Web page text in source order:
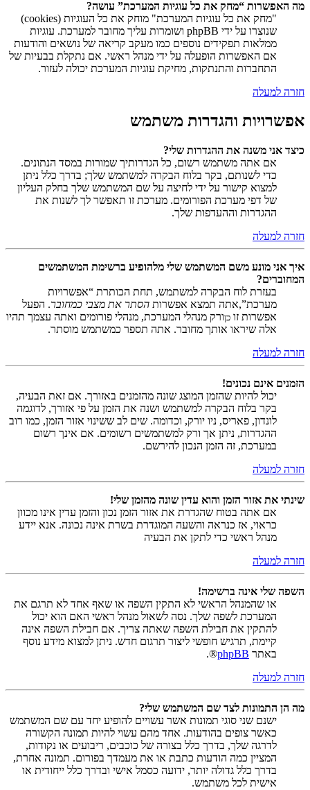
מה האפשרות “מחק את כל עוגיות המערכת” עושה?
"מחק את כל עוגיות המערכת" מוחק את כל העוגיות (cookies)
שנוצרו על ידי phpBB ושומרות עליך מחובר למערכת. עוגיות
ממלאות תפקידים נוספים כמו מעקב קריאה של נושאים והודעות
אם האפשרות הופעלה על ידי מנהל ראשי. אם נתקלת בבעיות של
התחברות והתנתקות, מחיקת עוגיות המערכת יכולה לעזור.
חזרה למעלה
אפשרויות והגדרות משתמש
כיצד אני משנה את ההגדרות שלי?
אם אתה משתמש רשום, כל הגדרותיך שמורות במסד הנתונים.
כדי לשנותם, בקר בלוח הבקרה למשתמש שלך; בדרך כלל ניתן
למצוא קישור על ידי לחיצה על שם המשתמש שלך בחלק העליון
של דפי מערכת הפורומים. מערכת זו תאפשר לך לשנות את
ההגדרות וההעדפות שלך.
חזרה למעלה
איך אני מונע משם המשתמש שלי מלהופיע ברשימת המשתמשים
המחוברים?
בעזרת לוח הבקרה למשתמש, תחת הכותרת “אפשרויות
מערכת”,אתה תמצא אפשרות הסתר את מצבי כמחובר. הפעל
אפשרות זו כןורק מנהלי המערכת, מנהלי פורומים ואתה עצמך תהיו
אלה שיראו אותך מחובר. אתה תספר כמשתמש מוסתר.
חזרה למעלה
הזמנים אינם נכונים!
יכול להיות שהזמן המוצג שונה מהזמנים באזורך. אם זאת הבעיה,
בקר בלוח הבקרה למשתמש ושנה את הזמן על פי אזורך, לדוגמה
לונדון, פאריס, ניו יורק, וכדומה. שים לב ששינוי אזור הזמן, כמו רוב
ההגדרות, ניתן אך ורק למשתמשים רשומים. אם אינך רשום
במערכת, זה הזמן הנכון להירשם.
חזרה למעלה
שינתי את אזור הזמן והוא עדין שונה מהזמן שלי!
אם אתה בטוח שהגדרת את אזור הזמן נכון והזמן עדין אינו מכוון
כראוי, אז כנראה והשעה המוגדרת בשרת אינה נכונה. אנא יידע
מנהל ראשי כדי לתקן את הבעיה
חזרה למעלה
השפה שלי אינה ברשימה!
או שהמנהל הראשי לא התקין השפה או שאף אחד לא תרגם את
המערכת לשפה שלך. נסה לשאול מנהל ראשי האם הוא יכול
להתקין את חבילת השפה שאתה צריך. אם חבילת השפה אינה
קיימת, תרגיש חופשי ליצור תרגום חדש. ניתן למצוא מידע נוסף
באתר phpBB
®.
חזרה למעלה
מה הן התמונות לצד שם המשתמש שלי?
ישנם שני סוגי תמונות אשר עשויים להופיע יחד עם שם המשתמש
כאשר צופים בהודעות. אחד מהם עשוי להיות תמונה הקשורה
לדרגה שלך, בדרך כלל בצורה של כוכבים, ריבועים או נקודות,
המציין כמה הודעות כתבת או את מעמדך בפורום. תמונה אחרת,
בדרך כלל גדולה יותר, ידועה כסמל אישי ובדרך כלל ייחודית או
אישית לכל משתמש.